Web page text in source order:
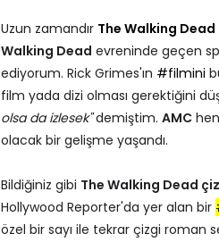
Uzun zamandır The Walking Dead
Walking Dead evreninde geçen
ediyorum. Rick Grimes'ın #filmini
film yada dizi olması gerektiğini
olsa da izlesek"demiştim. AMC
olacak bir gelişme yaşandı.
Bildiğiniz gibi The Walking Dead
Hollywood Reporter'da yer alan bir
özel bir sayı ile tekrar çizgi roman